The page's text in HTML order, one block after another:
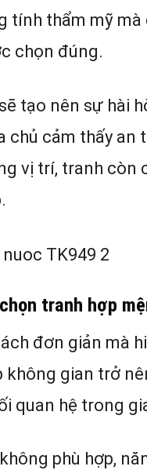
tính thẩm mỹ
chọn đúng.
tạo nên sự hài
chủ cảm thấy
vị trí, tranh còn
tranh hợp
đơn giản mà
không gian trở
quan hệ trong
phù hợp,